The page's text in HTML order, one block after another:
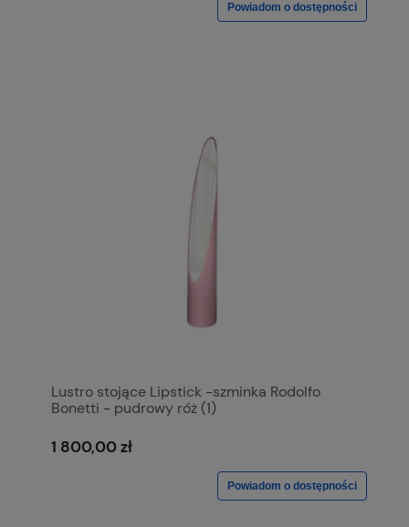
Powiadom o dostępności
Lustro stojące Lipstick -szminka Rodolfo
Bonetti - pudrowy róż (1)
1 800,00 zł
Powiadom o dostępności